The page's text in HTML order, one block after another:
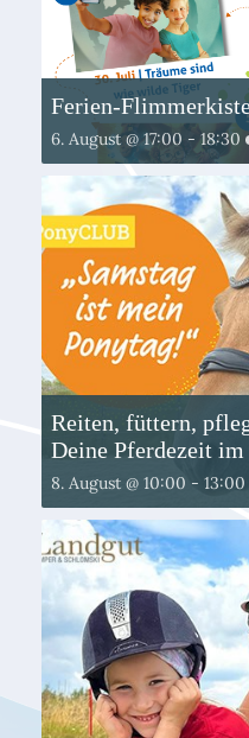
Ferien-
6. August @ 17:00 -18:30
Reiten, füttern,
Deine Pferdezeit
8. August @ 10:00 - 13:00